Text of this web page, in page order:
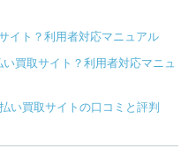
イト？利用者対応マニュアル
買取サイト？利用者対応マニュ
い買取サイトの口コミと評判